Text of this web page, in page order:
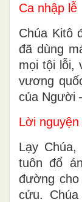
Ca nhập lễ
Chúa Kitô
đã dùng
mọi tội lỗi,
vương
của Người
Lời
Lạy
tuôn đổ
đường cho
cửu.